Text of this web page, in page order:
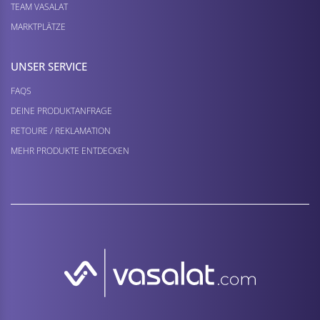
TEAM VASALAT
MARKTPLÄTZE
UNSER SERVICE
FAQS
DEINE PRODUKTANFRAGE
RETOURE / REKLAMATION
MEHR PRODUKTE ENTDECKEN